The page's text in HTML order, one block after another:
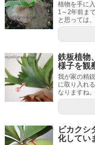
植物を手に
1～2年前ま
と思っては
鉄板植物
様子を観
我が家の精
に取り入れ
なりますね
ビカクシ
化してい